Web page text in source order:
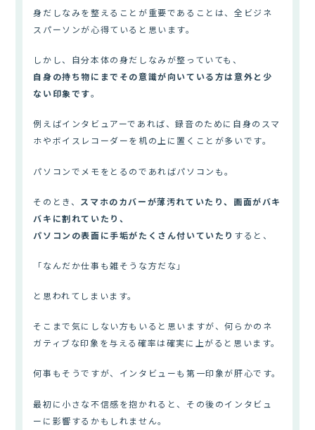
身だしなみを整えることが重要であることは、全ビジネ
スパーソンが心得ていると思います。
しかし、自分本体の身だしなみが整っていても、
自身の持ち物にまでその意識が向いている方は意外と少
ない印象です。
例えばインタビュアーであれば、録音のために自身のスマ
ホやボイスレコーダーを机の上に置くことが多いです。
パソコンでメモをとるのであればパソコンも。
そのとき、 スマホのカバーが薄汚れていたり、画面がバキ
バキに割れていたり、
パソコンの表面に手垢がたくさん付いていたり すると、
「なんだか仕事も雑そうな方だな」
と思われてしまいます。
そこまで気にしない方もいると思いますが、何らかのネ
ガティブな印象を与える確率は確実に上がると思います。
何事もそうですが、インタビューも第一印象が肝心です。
最初に小さな不信感を抱かれると、その後のインタビュ
ーに影響するかもしれません。